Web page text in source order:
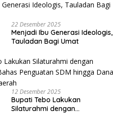
22 Desember 2025
Menjadi Ibu Generasi Ideologis,
Tauladan Bagi Umat
12 Desember 2025
Bupati Tebo Lakukan
Silaturahmi dengan